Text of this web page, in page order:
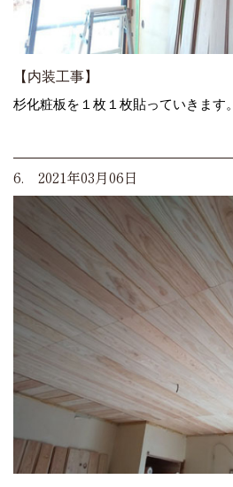
【内装工事】
杉化粧板を１枚１枚貼っていきます。
6. 2021年03月06日